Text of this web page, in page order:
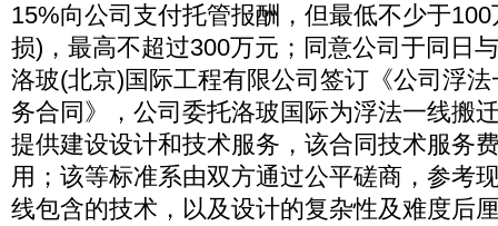
15%向公司支付托管报酬，但最低不少于
损)，最高不超过300万元；同意公司于同日
洛玻(北京)国际工程有限公司签订《公司浮
务合同》，公司委托洛玻国际为浮法一线搬
提供建设设计和技术服务，该合同技术服务
用；该等标准系由双方通过公平磋商，参考
线包含的技术，以及设计的复杂性及难度后